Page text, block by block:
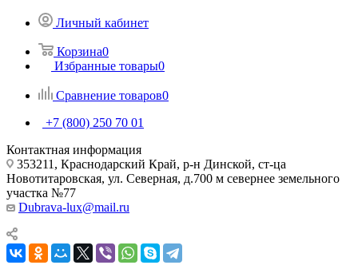
Личный кабинет
Корзина0
Избранные товары0
Сравнение товаров0
+7 (800) 250 70 01
Контактная информация
353211, Краснодарский Край, р-н Динской, ст-ца
Новотитаровская, ул. Северная, д.700 м севернее земельного
участка №77
Dubrava-lux@mail.ru